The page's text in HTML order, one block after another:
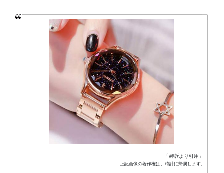
「時計より引用」
上記画像の著作権は、時計に帰属します。